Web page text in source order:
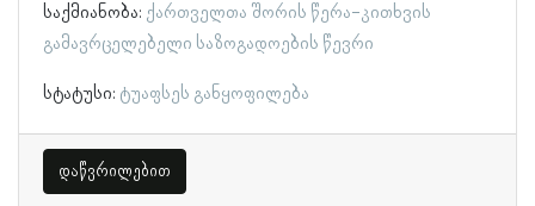
საქმიანობა: ქართველთა შორის წერა-კითხვის
გამავრცელებელი საზოგადოების წევრი
სტატუსი: ტუაფსეს განყოფილება
დაწვრილებით